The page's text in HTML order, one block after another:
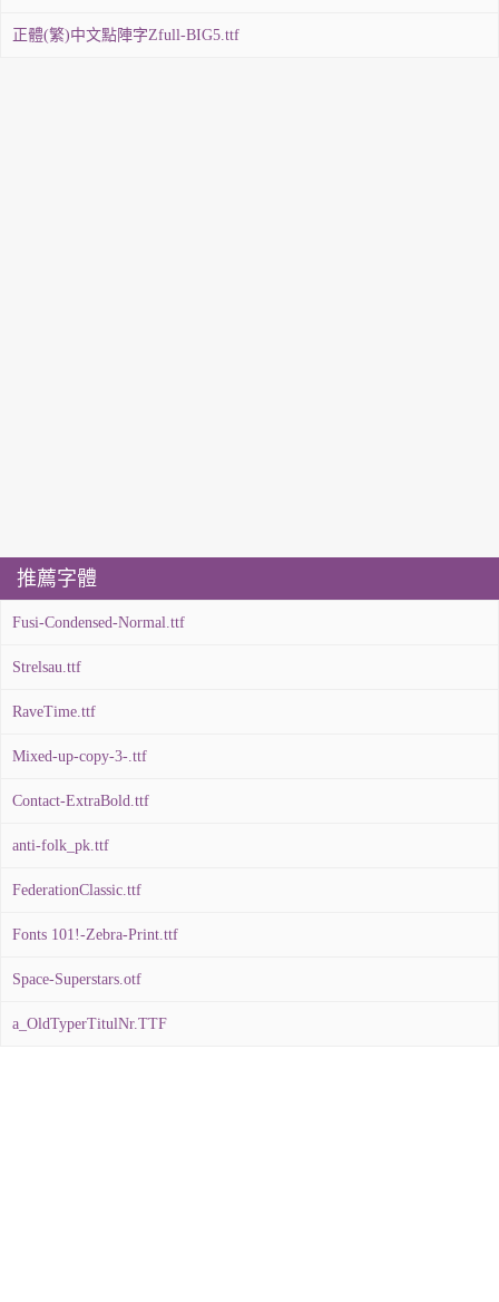
正體(繁)中文點陣字Zfull-BIG5.ttf
推薦字體
Fusi-Condensed-Normal.ttf
Strelsau.ttf
RaveTime.ttf
Mixed-up-copy-3-.ttf
Contact-ExtraBold.ttf
anti-folk_pk.ttf
FederationClassic.ttf
Fonts 101!-Zebra-Print.ttf
Space-Superstars.otf
a_OldTyperTitulNr.TTF